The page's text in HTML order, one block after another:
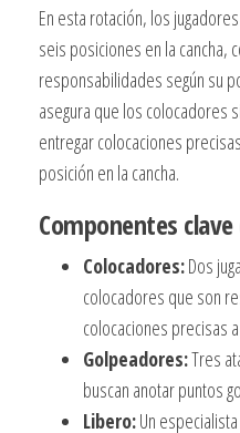
En esta rotación, los
seis posiciones en la cancha,
responsabilidades según su
asegura que los colocadores
entregar colocaciones
posición en la cancha.
Componentes
Colocadores:Dos
colocadores que son
colocaciones precisas
Golpeadores:Tres
buscan anotar puntos
Libero:Un